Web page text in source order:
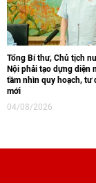
Tổng Bí thư, Chủ tịch
Nội phải tạo dựng diện
tầm nhìn quy hoạch, tư
mới
04/08/2026